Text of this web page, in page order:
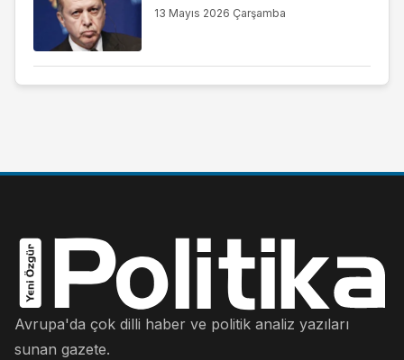
13 Mayıs 2026 Çarşamba
Avrupa'da çok dilli haber ve politik analiz yazıları
sunan gazete.